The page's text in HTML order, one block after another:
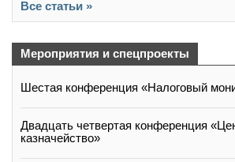
Все статьи »
Мероприятия и спецпроекты
Шестая конференция «Налоговый
Двадцать четвертая конференция
казначейство»